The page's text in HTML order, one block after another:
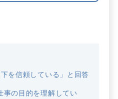
を信頼している」と回答
事の目的を理解してい